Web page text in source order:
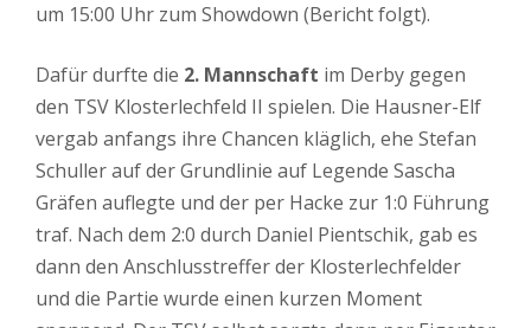
um 15:00 Uhr zum Showdown (Bericht folgt).
Dafür durfte die 2. Mannschaft im Derby gegen
den TSV Klosterlechfeld II spielen. Die Hausner-Elf
vergab anfangs ihre Chancen kläglich, ehe Stefan
Schuller auf der Grundlinie auf Legende Sascha
Gräfen auflegte und der per Hacke zur 1:0 Führung
traf. Nach dem 2:0 durch Daniel Pientschik, gab es
dann den Anschlusstreffer der Klosterlechfelder
und die Partie wurde einen kurzen Moment